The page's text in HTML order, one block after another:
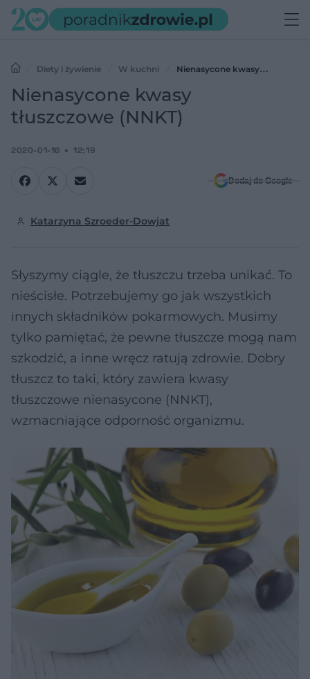
Diety i żywienie W kuchni
Nienasycone kwasy
tłuszczowe (NNKT)
Nienasycone kwasy
tłuszczowe (NNKT)
2020-01-16 12:19
Dodaj do Google
Katarzyna Szroeder-Dowjat
Słyszymy ciągle, że tłuszczu trzeba unikać. To
nieścisłe. Potrzebujemy go jak wszystkich
innych składników pokarmowych. Musimy
tylko pamiętać, że pewne tłuszcze mogą nam
szkodzić, a inne wręcz ratują zdrowie. Dobry
tłuszcz to taki, który zawiera kwasy
tłuszczowe nienasycone (NNKT),
wzmacniające odporność organizmu.